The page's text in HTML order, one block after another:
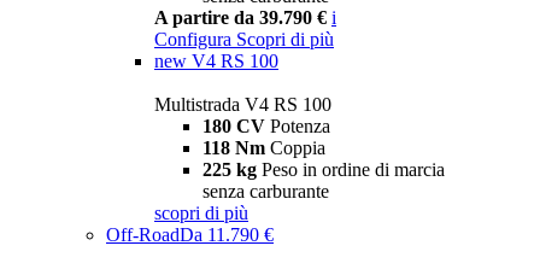
A partire da 39.790 € i
Configura Scopri di più
new V4 RS 100
Multistrada V4 RS 100
180 CV Potenza
118 Nm Coppia
225 kg Peso in ordine di marcia
senza carburante
scopri di più
Off-RoadDa 11.790 €